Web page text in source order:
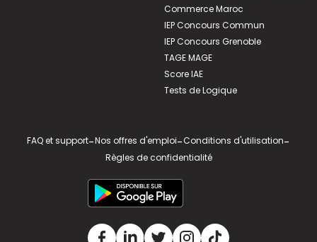
Commerce Maroc
IEP Concours Commun
IEP Concours Grenoble
TAGE MAGE
Score IAE
Tests de Logique
FAQ et support-Nos offres d'emploi-Conditions d'utilisation-
Règles de confidentialité